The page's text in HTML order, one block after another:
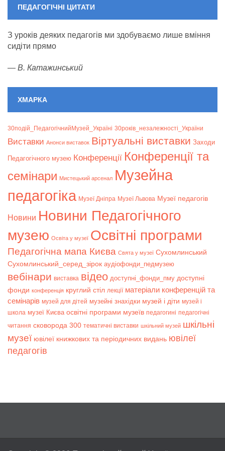
ПЕДАГОГІЧНІ ЦИТАТИ
З уроків деяких педагогів ми здобуваємо лише вміння
сидіти прямо
— В. Катажинський
ХМАРКА
30подій_ПедагогічнийМузей_Україні 30років_незалежності_України
Bиставки Анонси виставок Віртуальні виставки Заходи
Педагогічного музею Конференції Конференції та
семінари Мистецький арсенал Музейна
педагогіка Музеї Дніпра Музеї Львова Музеї педагогів
Новини Новини Педагогічного
музею Освіта у музеї Освітні програми
Педагогічна мапа Києва Свята у музеї Сухомлинський
Сухомлинський_серед_зірок аудіофонди_педмузею
вебінари виставка відео доступні_фонди_пму доступні
фонди конференція круглий стіл лекції матеріали конференцій та
семінарів музей для дітей музейні знахідки музей і діти музей і
школа музеї Києва освітні програми музеїв педагогині педагогічні
читання сковорода 300 тематичні виставки шкільний музей шкільні
музеї ювілеї книжкових та періодичних видань ювілеї
педагогів